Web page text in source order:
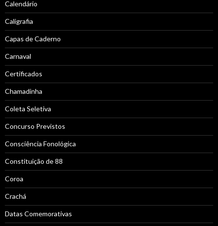
Calendário
Caligrafia
Capas de Caderno
Carnaval
Certificados
Chamadinha
Coleta Seletiva
Concurso Previstos
Consciência Fonológica
Constituição de 88
Coroa
Crachá
Datas Comemorativas